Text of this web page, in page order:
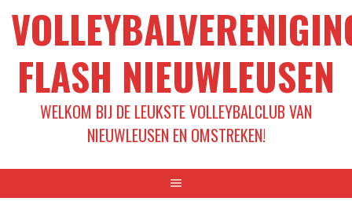
FLASH NIEUWLEUSEN
WELKOM BIJ DE LEUKSTE VOLLEYBALCLUB VAN
NIEUWLEUSEN EN OMSTREKEN!